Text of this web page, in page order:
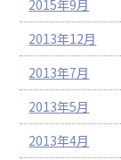
2015年9月
2013年12月
2013年7月
2013年5月
2013年4月